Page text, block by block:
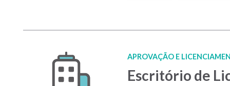
APROVAÇÃO E
Escritório de